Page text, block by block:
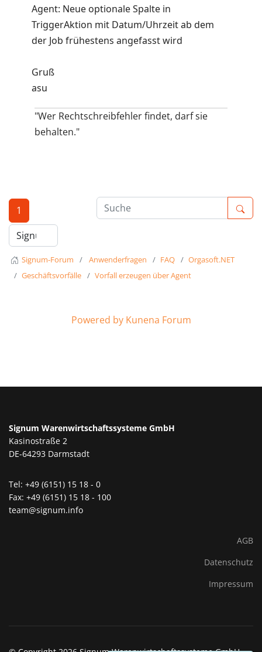
Agent: Neue optionale Spalte in
TriggerAktion mit Datum/Uhrzeit ab dem
der Job frühestens angefasst wird
Gruß
asu
"Wer Rechtschreibfehler findet, darf sie
behalten."
1
Signum-Forum Anwenderfragen FAQ
Orgasoft.NET
Geschäftsvorfälle
Vorfall erzeugen über Agent
Powered by Kunena Forum
Signum Warenwirtschaftssysteme GmbH
Kasinostraße 2
DE-64293 Darmstadt
Tel: +49 (6151) 15 18 - 0
Fax: +49 (6151) 15 18 - 100
team@signum.info
AGB
Datenschutz
Impressum